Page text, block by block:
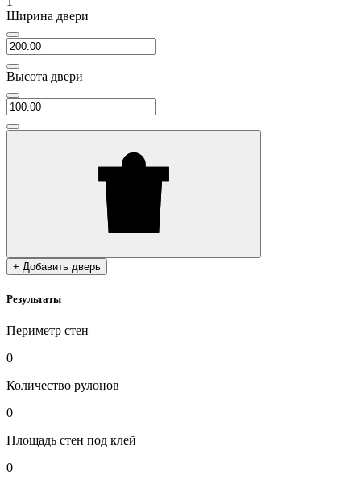
Ширина двери
Высота двери
+ Добавить дверь
Результаты
Периметр стен
0
Количество рулонов
0
Площадь стен под клей
0